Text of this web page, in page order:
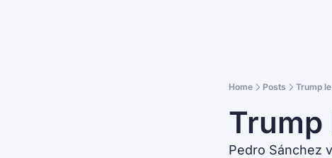
Home Posts Trump
Trump
Pedro Sánchez